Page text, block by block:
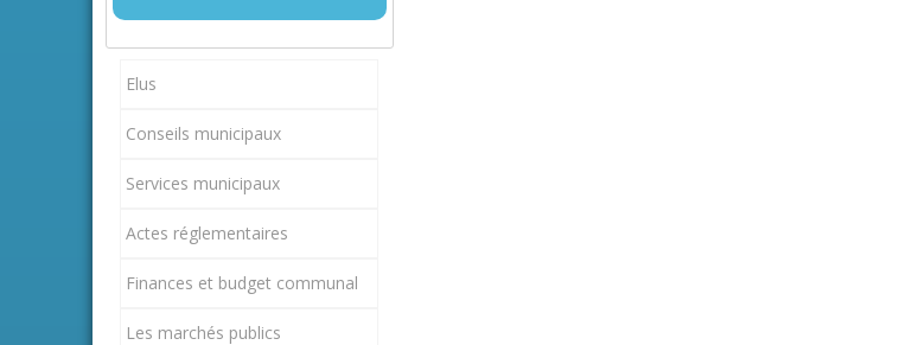
Elus
Conseils municipaux
Services municipaux
Actes réglementaires
Finances et budget communal
Les marchés publics